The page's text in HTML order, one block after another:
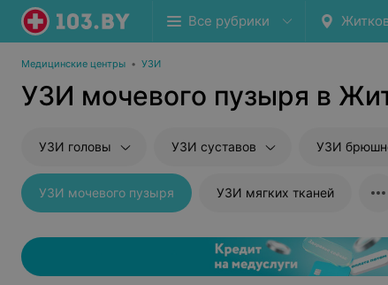
Все рубрики
Медицинские центры • УЗИ
УЗИ мочевого пузыря в
УЗИ головы УЗИ суставов УЗИ брюшной
УЗИ мочевого пузыря УЗИ мягких тканей